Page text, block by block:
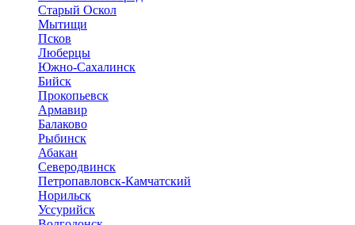
Старый Оскол
Мытищи
Псков
Люберцы
Южно-Сахалинск
Бийск
Прокопьевск
Армавир
Балаково
Рыбинск
Абакан
Северодвинск
Петропавловск-Камчатский
Норильск
Уссурийск